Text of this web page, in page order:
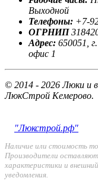
Выходной
Телефоны: +7-
ОГРНИП
Адрес: 650051,
офис 1
© 2014 - 2026 Люки и
ЛюкСтрой Кемерово.
"Люкстрой.рф"
Наличие или стоимость
Производители
характеристики и
уведомления.